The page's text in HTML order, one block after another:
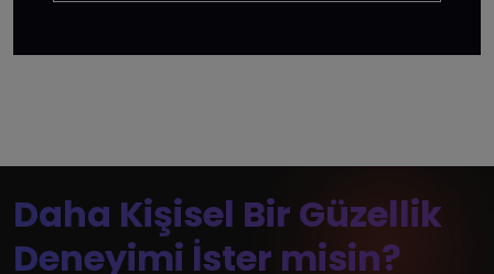
Daha Kişisel Bir Güzellik
Deneyimi İster misin?